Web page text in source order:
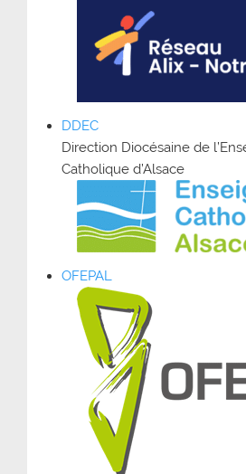
DDEC
Direction Diocésaine de
Catholique d’Alsace
OFEPAL